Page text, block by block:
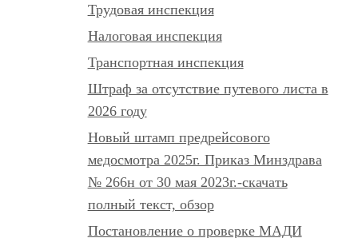
Трудовая инспекция
Налоговая инспекция
Транспортная инспекция
Штраф за отсутствие путевого листа в
2026 году
Новый штамп предрейсового
медосмотра 2025г. Приказ Минздрава
№ 266н от 30 мая 2023г.-скачать
полный текст, обзор
Постановление о проверке МАДИ